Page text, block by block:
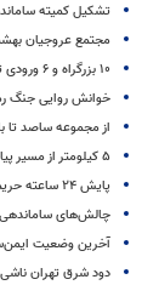
تشکیل کمیته
مجتمع عروجیان بهشت
۱۰ بزرگراه و ۶ ورودی تهران زیر ذره‌بین قرارگاه سیمای منظر
خوانش روایی جنگ
از مجموعه ساصد تا
۵ کیلومتر از مسیر پیاده‌روی جاماندگان اربعین تحت پوشش سیستم‌های مه‌پاش قرار دارد
پایش ۲۴ ساعته حریم تهران در ۱۱ منطقه/ دوربین‌های نظارتی ۲ برابر می‌شود
چالش‌های ساماندهی
آخرین وضعیت
دود شرق تهران